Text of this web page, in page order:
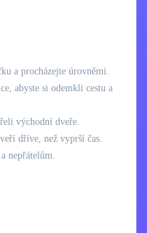
a procházejte úrovněmi.
abyste si odemkli cestu a
východní dveře.
dříve, než vyprší čas.
nepřátelům.